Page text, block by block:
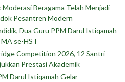
Beragama Telah Menjadi
Pesantren Modern
Dua Guru PPM Darul Istiqamah
se-HST
Competition 2026, 12 Santri
Prestasi Akademik
Darul Istiqamah Gelar